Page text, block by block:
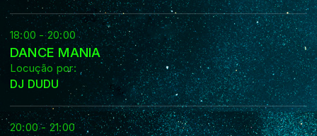
18:00 - 20:00
DANCE MANIA
Locução por:
DJ DUDU
20:00 - 21:00